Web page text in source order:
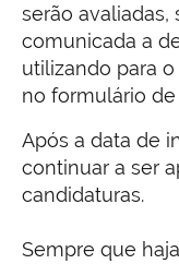
serão
comunicada a
utilizando para
no formulário
Após a data de
continuar a ser
candidaturas.
Sempre que